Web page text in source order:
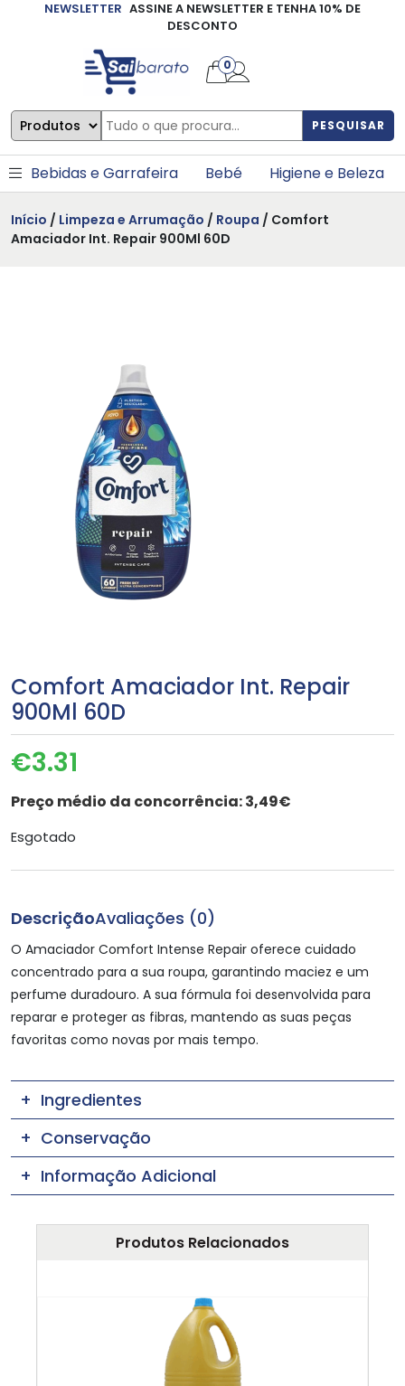
NEWSLETTER ASSINE A NEWSLETTER E TENHA 10% DE
DESCONTO
PESQUISAR
0
Bebidas e Garrafeira Bebé Higiene e Beleza
Início / Limpeza e Arrumação / Roupa / Comfort
Amaciador Int. Repair 900Ml 60D
Comfort Amaciador Int. Repair
900Ml 60D
€3.31
Preço médio da concorrência:3,49€
Esgotado
DescriçãoAvaliações (0)
O Amaciador Comfort Intense Repair oferece cuidado
concentrado para a sua roupa, garantindo maciez e um
perfume duradouro. A sua fórmula foi desenvolvida para
reparar e proteger as fibras, mantendo as suas peças
favoritas como novas por mais tempo.
Ingredientes
Conservação
Informação Adicional
Produtos Relacionados